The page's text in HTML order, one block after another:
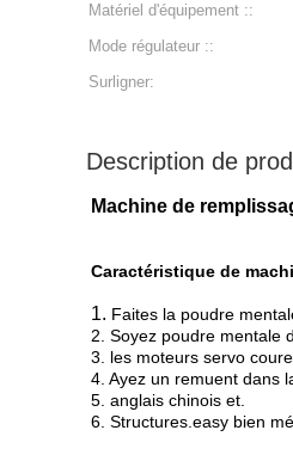
Matériel d'équipement ::
Mode régulateur ::
Surligner:
Description de
Machine de
Caractéristique de
1. Faites la poudre
2. Soyez poudre mentale
3. les moteurs servo
4. Ayez un remuent dans
5. anglais chinois et.
6. Structures.easy bien